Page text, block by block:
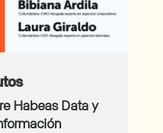
Habeas Data y